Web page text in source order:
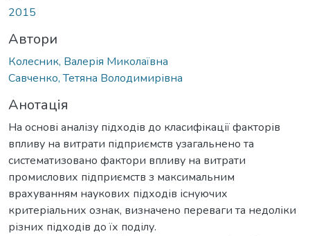
2015
Автори
Колесник, Валерія Миколаївна
Савченко, Тетяна Володимирівна
Анотація
На основі аналізу підходів до класифікації факторів
впливу на витрати підприємств узагальнено та
систематизовано фактори впливу на витрати
промислових підприємств з максимальним
врахуванням наукових підходів існуючих
критеріальних ознак, визначено переваги та недоліки
різних підходів до їх поділу.